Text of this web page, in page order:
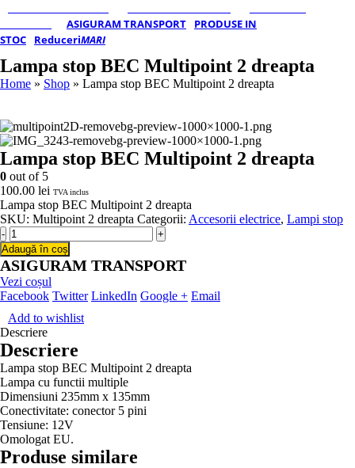
ASIGURAM TRANSPORT
PRODUSE IN
STOC
ReduceriMARI
Lampa stop BEC Multipoint 2 dreapta
Home » Shop » Lampa stop BEC Multipoint 2 dreapta
Lampa stop BEC Multipoint 2 dreapta
0 out of 5
100.00 lei TVA inclus
Lampa stop BEC Multipoint 2 dreapta
SKU: Multipoint 2 dreapta Categorii: Accesorii electrice, Lampi stop
-
+
Adaugă în coș
ASIGURAM TRANSPORT
Vezi coșul
Facebook Twitter LinkedIn Google + Email
Add to wishlist
Descriere
Descriere
Lampa stop BEC Multipoint 2 dreapta
Lampa cu functii multiple
Dimensiuni 235mm x 135mm
Conectivitate: conector 5 pini
Tensiune: 12V
Omologat EU.
Produse similare